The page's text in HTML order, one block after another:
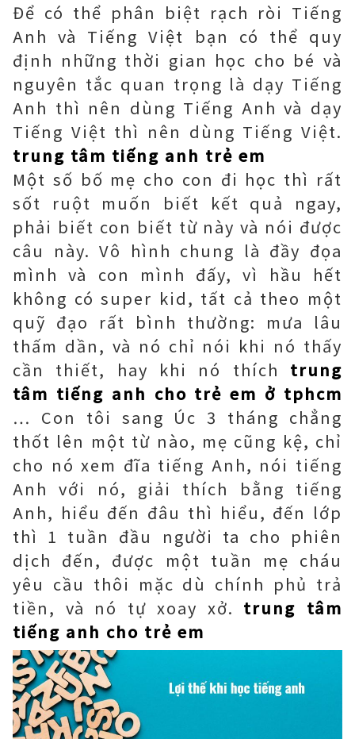
Để có thể phân biệt rạch ròi Tiếng
Anh và Tiếng Việt bạn có thể quy
định những thời gian học cho bé và
nguyên tắc quan trọng là dạy Tiếng
Anh thì nên dùng Tiếng Anh và dạy
Tiếng Việt thì nên dùng Tiếng Việt.
trung tâm tiếng anh trẻ em
Một số bố mẹ cho con đi học thì rất
sốt ruột muốn biết kết quả ngay,
phải biết con biết từ này và nói được
câu này. Vô hình chung là đầy đọa
mình và con mình đấy, vì hầu hết
không có super kid, tất cả theo một
quỹ đạo rất bình thường: mưa lâu
thấm dần, và nó chỉ nói khi nó thấy
cần thiết, hay khi nó thích trung
tâm tiếng anh cho trẻ em ở tphcm
… Con tôi sang Úc 3 tháng chẳng
thốt lên một từ nào, mẹ cũng kệ, chỉ
cho nó xem đĩa tiếng Anh, nói tiếng
Anh với nó, giải thích bằng tiếng
Anh, hiểu đến đâu thì hiểu, đến lớp
thì 1 tuần đầu người ta cho phiên
dịch đến, được một tuần mẹ cháu
yêu cầu thôi mặc dù chính phủ trả
tiền, và nó tự xoay xở. trung tâm
tiếng anh cho trẻ em